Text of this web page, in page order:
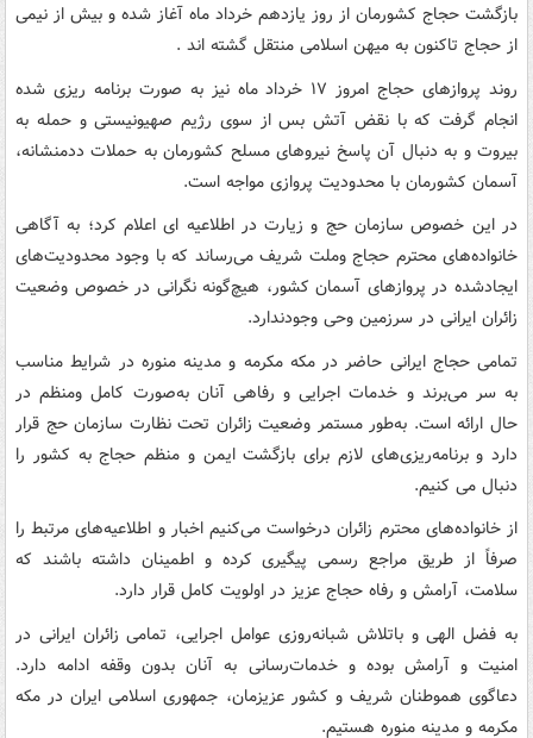
بازگشت حجاج کشورمان از روز یازدهم خرداد ماه آغاز شده و بیش از نیمی
از حجاج تاکنون به میهن اسلامی منتقل گشته اند .
روند پروازهای حجاج امروز ۱۷ خرداد ماه نیز به صورت برنامه ریزی شده
انجام گرفت که با نقض آتش بس از سوی رژیم صهیونیستی و حمله به
بیروت و به دنبال آن پاسخ نیروهای مسلح کشورمان به حملات ددمنشانه،
آسمان کشورمان با محدودیت پروازی مواجه است.
در این خصوص سازمان حج و زیارت در اطلاعیه ای اعلام کرد؛ به آگاهی
خانواده‌های محترم حجاج وملت شریف می‌رساند که با وجود محدودیت‌های
ایجادشده در پروازهای آسمان کشور، هیچ‌گونه نگرانی در خصوص وضعیت
زائران ایرانی در سرزمین وحی وجودندارد.
تمامی حجاج ایرانی حاضر در مکه مکرمه و مدینه منوره در شرایط مناسب
به سر می‌برند و خدمات اجرایی و رفاهی آنان به‌صورت کامل ومنظم در
حال ارائه است. به‌طور مستمر وضعیت زائران تحت نظارت سازمان حج قرار
دارد و برنامه‌ریزی‌های لازم برای بازگشت ایمن و منظم حجاج به کشور را
دنبال می کنیم.
از خانواده‌های محترم زائران درخواست می‌کنیم اخبار و اطلاعیه‌های مرتبط را
صرفاً از طریق مراجع رسمی پیگیری کرده و اطمینان داشته باشند که
سلامت، آرامش و رفاه حجاج عزیز در اولویت کامل قرار دارد.
به فضل الهی و باتلاش شبانه‌روزی عوامل اجرایی، تمامی زائران ایرانی در
امنیت و آرامش بوده و خدمات‌رسانی به آنان بدون وقفه ادامه دارد.
دعاگوی هموطنان شریف و کشور عزیزمان، جمهوری اسلامی ایران در مکه
مکرمه و مدینه منوره هستیم.